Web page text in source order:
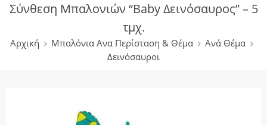
Σύνθεση Μπαλονιών “Baby Δεινόσαυρος” – 5
τμχ.
Αρχική Μπαλόνια Ανα Περίσταση & Θέμα
Ανά Θέμα
Δεινόσαυροι